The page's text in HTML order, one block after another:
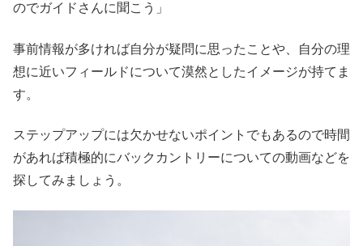
のでガイドさんに聞こう」
事前情報が多ければ自分が疑問に思ったことや、自分の理
想に近いフィールドについて漠然としたイメージが持てま
す。
ステップアップには欠かせないポイントでもあるので時間
があれば積極的にバックカントリーについての動画などを
探してみましょう。